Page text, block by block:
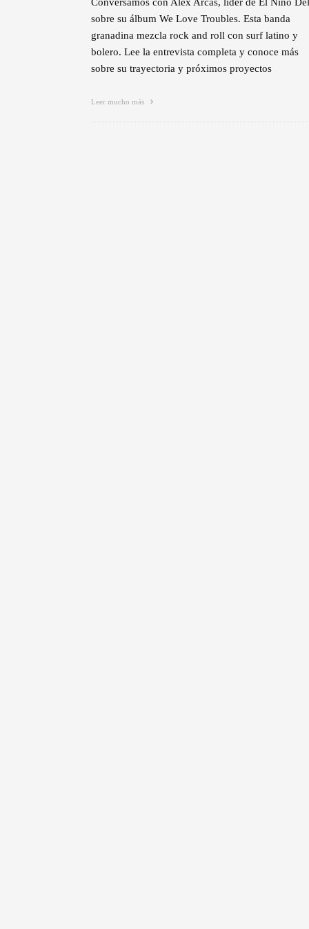
sobre su álbum We Love Troubles. Esta banda
granadina mezcla rock and roll con surf latino y
bolero. Lee la entrevista completa y conoce más
sobre su trayectoria y próximos proyectos
Leer mucho más